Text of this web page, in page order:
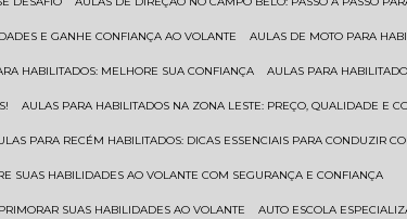
E GANHE CONFIANÇA AO VOLANTE AULAS DE MOTO PARA
HABILITADOS: MELHORE SUA CONFIANÇA AULAS PARA
AULAS PARA HABILITADOS NA ZONA LESTE: PREÇO, QUALIDADE E
PARA RECÉM HABILITADOS: DICAS ESSENCIAIS PARA CONDUZIR
SUAS HABILIDADES AO VOLANTE COM SEGURANÇA E CONFIANÇA
SUAS HABILIDADES AO VOLANTE AUTO ESCOLA